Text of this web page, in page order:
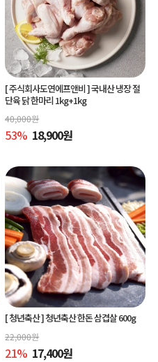
[ 주식회사도연에프앤비 ]국내산 냉장 절
단육 닭 한마리 1kg+1kg
40,000원
53% 18,900원
[ 청년축산 ]청년축산 한돈 삼겹살 600g
22,000원
21% 17,400원